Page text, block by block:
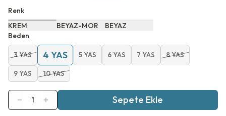
Renk
KREM
BEYAZ-MOR
BEYAZ
Beden
3 YAS 4 YAS 5 YAS 6 YAS 7 YAS 8 YAS
9 YAS 10 YAS
1 Sepete Ekle